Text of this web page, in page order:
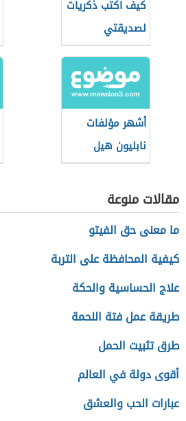
كيف اكتب ذكريات
لصديقتي
أشهر مؤلفات
نابليون هيل
مقالات منوعة
ما معنى حق الفيتو
كيفية المحافظة على التربة
علاج الحساسية والحكة
طريقة عمل فتة اللحمة
طرق تثبيت الحمل
أقوى دولة في العالم
عبارات الحب والعشق